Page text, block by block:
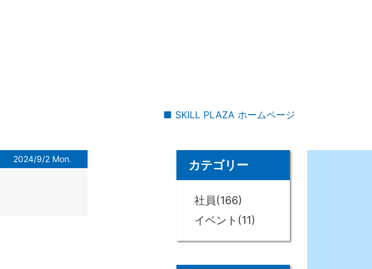
■ SKILL PLAZA ホームページ
2024/9/2 Mon. カテゴリー
社員(166)
イベント(11)